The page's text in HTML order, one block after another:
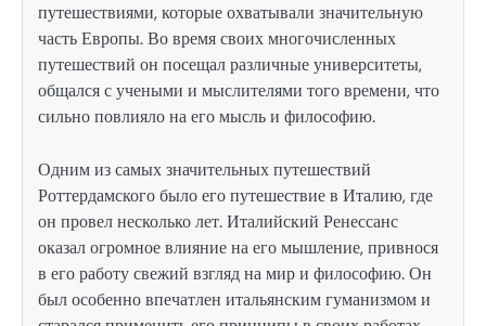
путешествиями, которые охватывали значительную
часть Европы. Во время своих многочисленных
путешествий он посещал различные университеты,
общался с учеными и мыслителями того времени, что
сильно повлияло на его мысль и философию.
Одним из самых значительных путешествий
Роттердамского было его путешествие в Италию, где
он провел несколько лет. Италийский Ренессанс
оказал огромное влияние на его мышление, привнося
в его работу свежий взгляд на мир и философию. Он
был особенно впечатлен итальянским гуманизмом и